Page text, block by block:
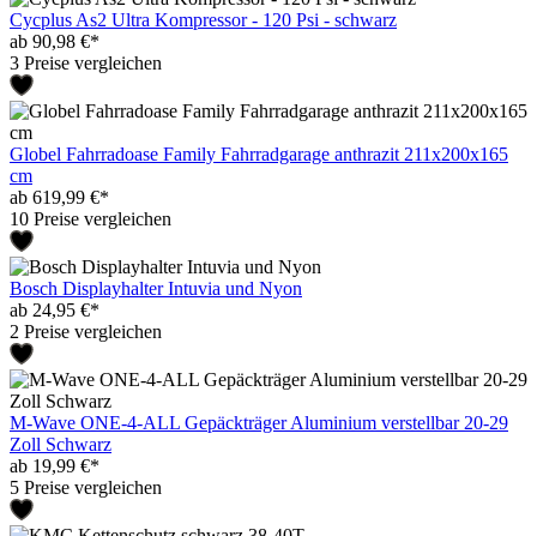
Cycplus As2 Ultra Kompressor - 120 Psi - schwarz
ab 90,98 €*
3 Preise vergleichen
Globel Fahrradoase Family Fahrradgarage anthrazit 211x200x165
cm
ab 619,99 €*
10 Preise vergleichen
Bosch Displayhalter Intuvia und Nyon
ab 24,95 €*
2 Preise vergleichen
M-Wave ONE-4-ALL Gepäckträger Aluminium verstellbar 20-29
Zoll Schwarz
ab 19,99 €*
5 Preise vergleichen